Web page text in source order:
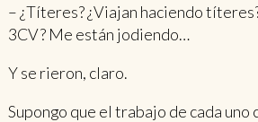
– ¿Títeres? ¿Viajan haciendo
3CV? Me están jodiendo…
Y se rieron, claro.
Supongo que el trabajo de cada uno